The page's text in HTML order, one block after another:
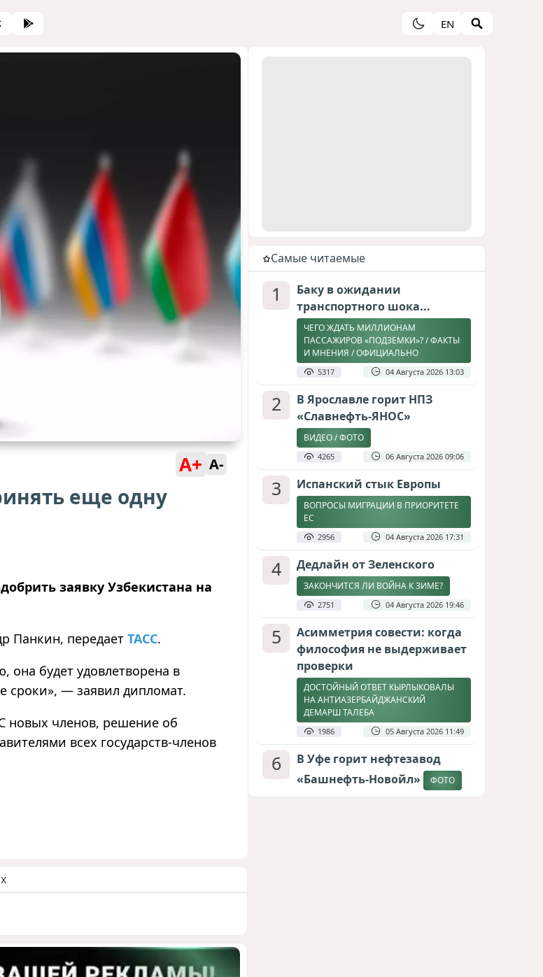
EN
A+ A-
еще одну
заявку Узбекистана на
Панкин, передает ТАСС.
она будет удовлетворена в
сроки», — заявил дипломат.
новых членов, решение об
всех государств-членов
Cамые читаемые
1
Баку в ожидании
транспортного шока...
ЧЕГО ЖДАТЬ МИЛЛИОНАМ
ПАССАЖИРОВ «ПОДЗЕМКИ»? / ФАКТЫ
И МНЕНИЯ / ОФИЦИАЛЬНО
5317 04 Августа 2026 13:03
2
В Ярославле горит НПЗ
«Славнефть-ЯНОС»
ВИДЕО / ФОТО
4265 06 Августа 2026 09:06
3 Испанский стык Европы
ВОПРОСЫ МИГРАЦИИ В ПРИОРИТЕТЕ
ЕС
2956 04 Августа 2026 17:31
4 Дедлайн от Зеленского
ЗАКОНЧИТСЯ ЛИ ВОЙНА К ЗИМЕ?
2751 04 Августа 2026 19:46
5
Асимметрия совести: когда
философия не выдерживает
проверки
ДОСТОЙНЫЙ ОТВЕТ КЫРЛЫКОВАЛЫ
НА АНТИАЗЕРБАЙДЖАНСКИЙ
ДЕМАРШ ТАЛЕБА
1986 05 Августа 2026 11:49
6
В Уфе горит нефтезавод
«Башнефть-Новойл»
ФОТО